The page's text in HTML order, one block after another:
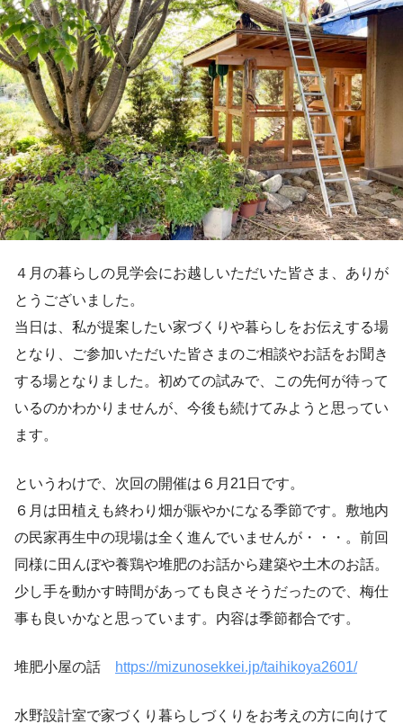
４月の暮らしの見学会にお越しいただいた皆さま、ありが
とうございました。
当日は、私が提案したい家づくりや暮らしをお伝えする場
となり、ご参加いただいた皆さまのご相談やお話をお聞き
する場となりました。初めての試みで、この先何が待って
いるのかわかりませんが、今後も続けてみようと思ってい
ます。
というわけで、次回の開催は６月21日です。
６月は田植えも終わり畑が賑やかになる季節です。敷地内
の民家再生中の現場は全く進んでいませんが・・・。前回
同様に田んぼや養鶏や堆肥のお話から建築や土木のお話。
少し手を動かす時間があっても良さそうだったので、梅仕
事も良いかなと思っています。内容は季節都合です。
堆肥小屋の話 https://mizunosekkei.jp/taihikoya2601/
水野設計室で家づくり暮らしづくりをお考えの方に向けて